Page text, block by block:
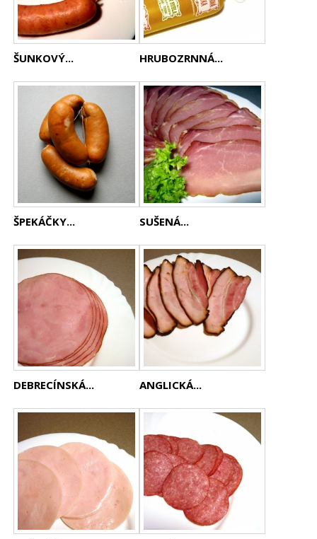
ŠUNKOVÝ... HRUBOZRNNÁ...
ŠPEKÁČKY... SUŠENÁ...
DEBRECÍNSKÁ... ANGLICKÁ...